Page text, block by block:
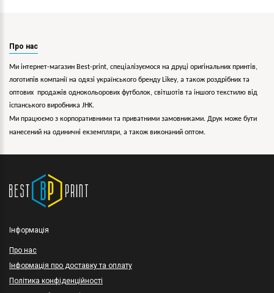
Про нас
Ми інтернет-магазин Best-print, спеціалізуємося на друці оригінальних принтів,
логотипів компанії на одязі українського бренду Likey, а також роздрібних та
оптових продажів однокольорових футболок, світшотів та іншого текстилю від
іспанського виробника JHK.
Ми працюємо з корпоративними та приватними замовниками. Друк може бути
нанесений на одиничні екземпляри, а також виконаний оптом.
Інформація
Про нас
Інформація про доставку та оплату
Політика конфіденційності